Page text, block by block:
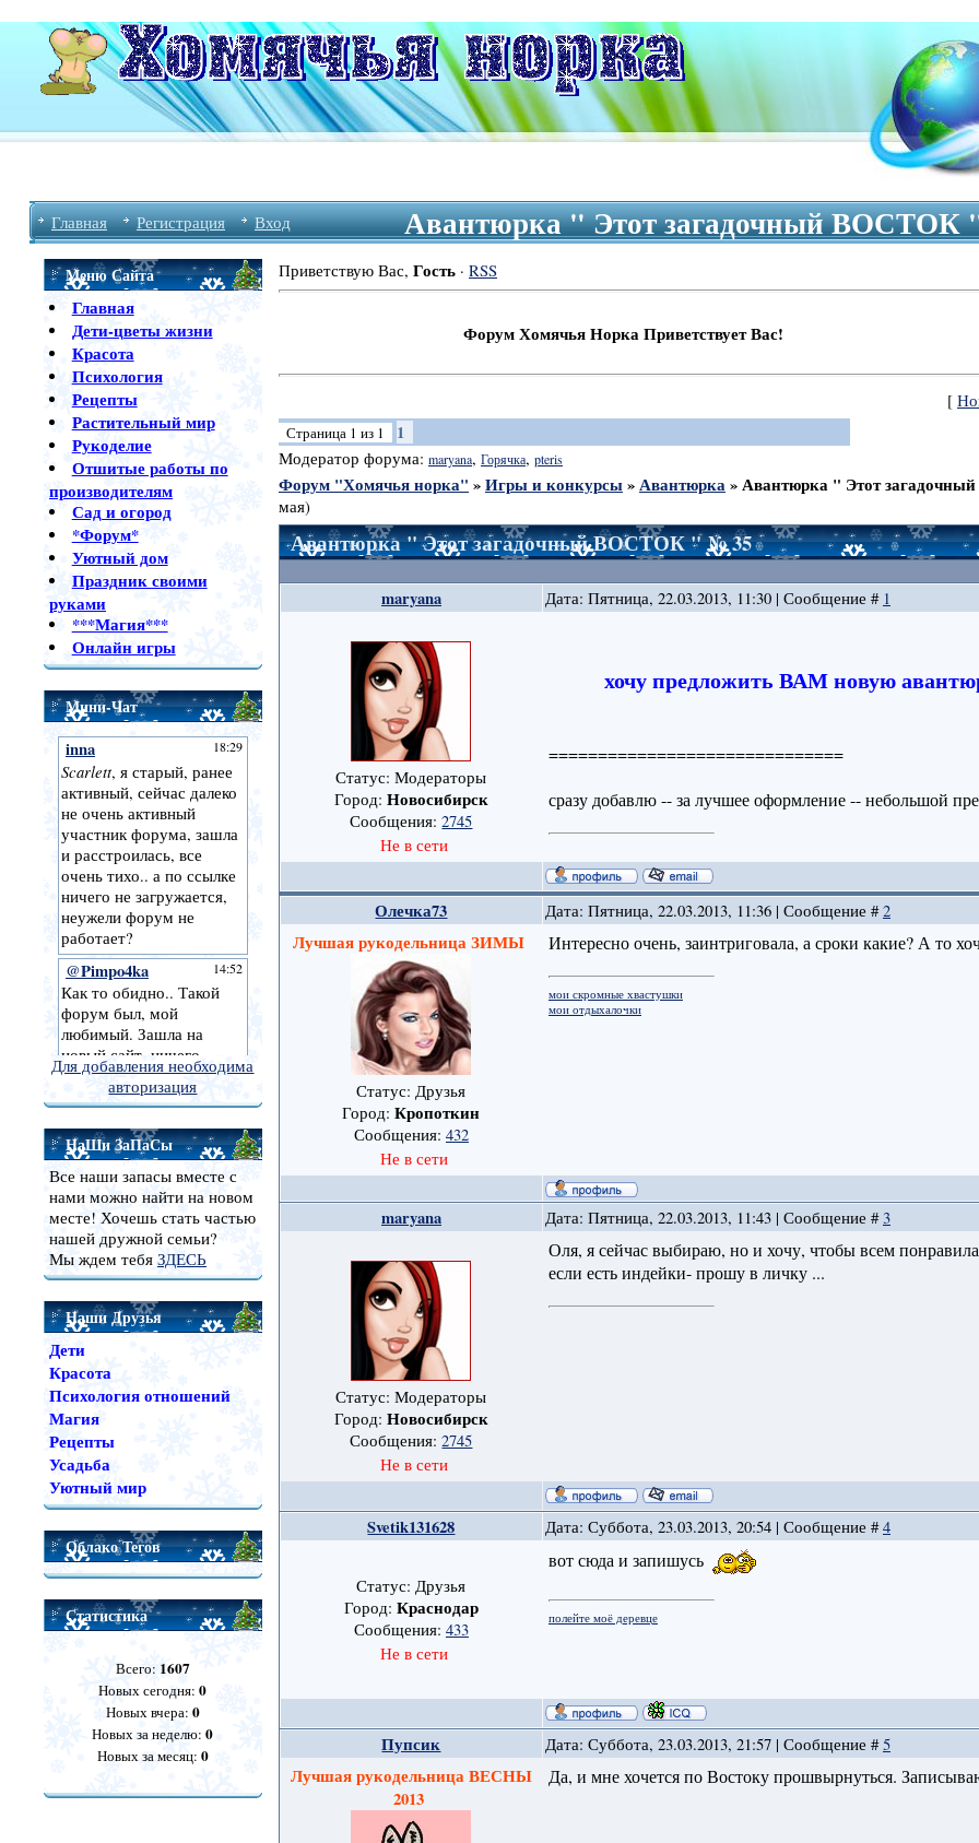
Главная Регистрация Вход Авантюрка " Этот загадочный
Меню Сайта
Главная
Дети-цветы жизни
Красота
Психология
Рецепты
Растительный мир
Рукоделие
Отшитые работы по
производителям
Сад и огород
*Форум*
Уютный дом
Праздник своими
руками
***Магия***
Онлайн игры
Мини-Чат
Для добавления необходима
авторизация
НаШи ЗаПаСы
Все наши запасы вместе с
нами можно найти на новом
месте! Хочешь стать частью
нашей дружной семьи?
Мы ждем тебя ЗДЕСЬ
Наши Друзья
Дети
Красота
Психология отношений
Магия
Рецепты
Усадьба
Уютный мир
Облако Тегов
Статистика
Всего: 1607
Новых сегодня:0
Новых вчера: 0
Новых за неделю:0
Новых за месяц: 0
Приветствую Вас, Гость· RSS
Форум Хомячья Норка Приветствует Вас!
[
Страница 1 из 1 1
Модератор форума: maryana, Горячка, pteris
Форум "Хомячья норка" »Игры и конкурсы»Авантюрка»Авантюрка " Этот
мая)
Авантюрка " Этот загадочный ВОСТОК " № 35
maryana Дата: Пятница, 22.03.2013, 11:30 | Сообщение # 1
Статус: Модераторы
Город: Новосибирск
Сообщения:2745
Не в сети
хочу предложить ВАМ новую
==============================
сразу добавлю -- за лучшее оформление -- небольшой
Олечка73 Дата: Пятница, 22.03.2013, 11:36 | Сообщение #2
Лучшая рукодельница ЗИМЫ
Статус: Друзья
Город:Кропоткин
Сообщения: 432
Не в сети
Интересно очень, заинтриговала, а сроки какие? А то
мои скромные хвастушки
мои отдыхалочки
maryana Дата: Пятница, 22.03.2013, 11:43 | Сообщение #3
Статус: Модераторы
Город: Новосибирск
Сообщения:2745
Не в сети
Оля, я сейчас выбираю, но и хочу, чтобы всем
если есть индейки- прошу в личку ...
Svetik131628 Дата: Суббота, 23.03.2013, 20:54 | Сообщение #4
Статус: Друзья
Город: Краснодар
Сообщения: 433
Не в сети
вот сюда и запишусь
полейте моё деревце
Пупсик Дата: Суббота, 23.03.2013, 21:57 | Сообщение #5
Лучшая рукодельница ВЕСНЫ
2013
Да, и мне хочется по Востоку прошвырнуться.